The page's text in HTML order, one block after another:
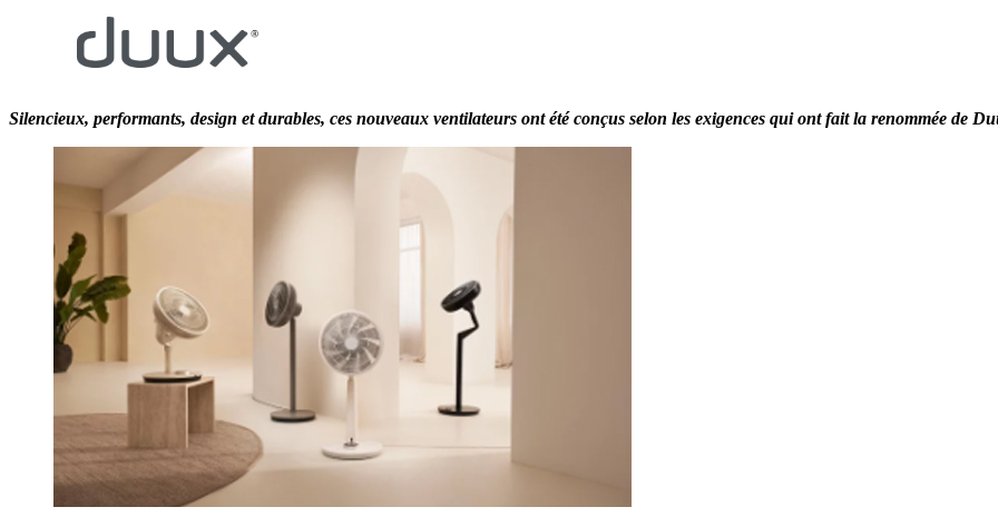
Silencieux, performants, design et durables, ces nouveaux ventilateurs ont été conçus selon les exigences qui ont fait la renommée de